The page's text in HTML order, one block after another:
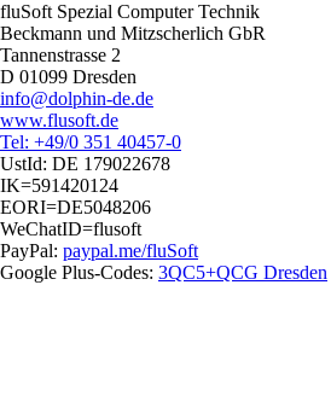
fluSoft Spezial Computer Technik
Beckmann und Mitzscherlich GbR
Tannenstrasse 2
D 01099 Dresden
info@dolphin-de.de
www.flusoft.de
Tel: +49/0 351 40457-0
UstId: DE 179022678
IK=591420124
EORI=DE5048206
WeChatID=flusoft
PayPal: paypal.me/fluSoft
Google Plus-Codes: 3QC5+QCG Dresden